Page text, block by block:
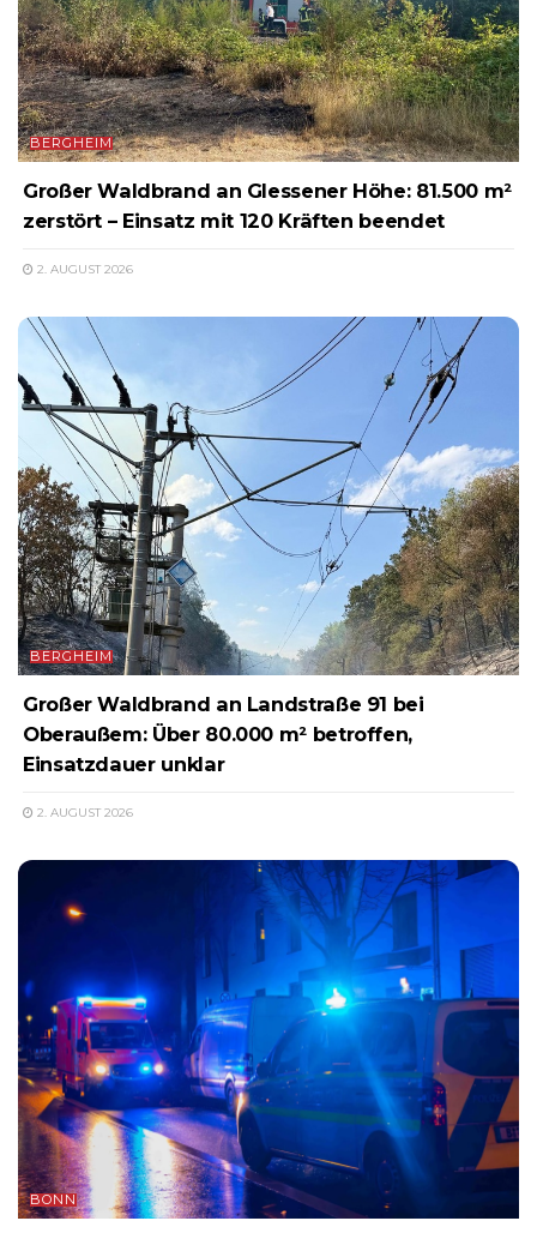
BERGHEIM
Großer Waldbrand an Glessener Höhe: 81.500 m²
zerstört – Einsatz mit 120 Kräften beendet
2. AUGUST 2026
BERGHEIM
Großer Waldbrand an Landstraße 91 bei
Oberaußem: Über 80.000 m² betroffen,
Einsatzdauer unklar
2. AUGUST 2026
BONN